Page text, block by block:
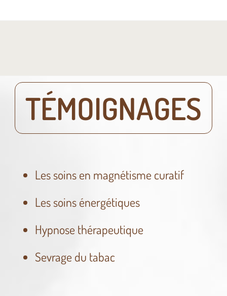
TÉMOIGNAGES
Les soins en magnétisme curatif
Les soins énergétiques
Hypnose thérapeutique
Sevrage du tabac